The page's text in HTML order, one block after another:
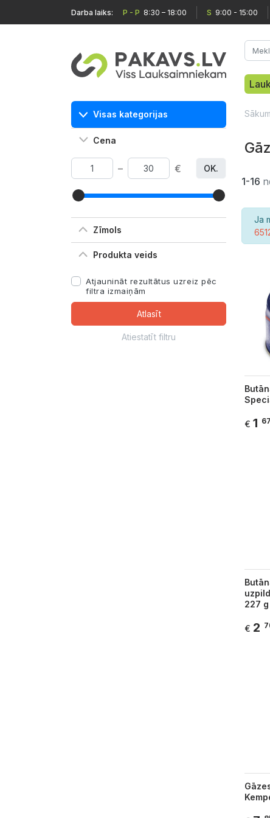
Darba laiks: P - P 8:30 – 18:00 S 9:00 - 15:00
Visas kategorijas
Cena
– € OK.
Zīmols
Produkta veids
Atjaunināt rezultātus uzreiz pēc
filtra izmaiņām
Atlasīt
Atiestatīt filtru
1-16
Ja
€ 1 67
227 g
€ 2